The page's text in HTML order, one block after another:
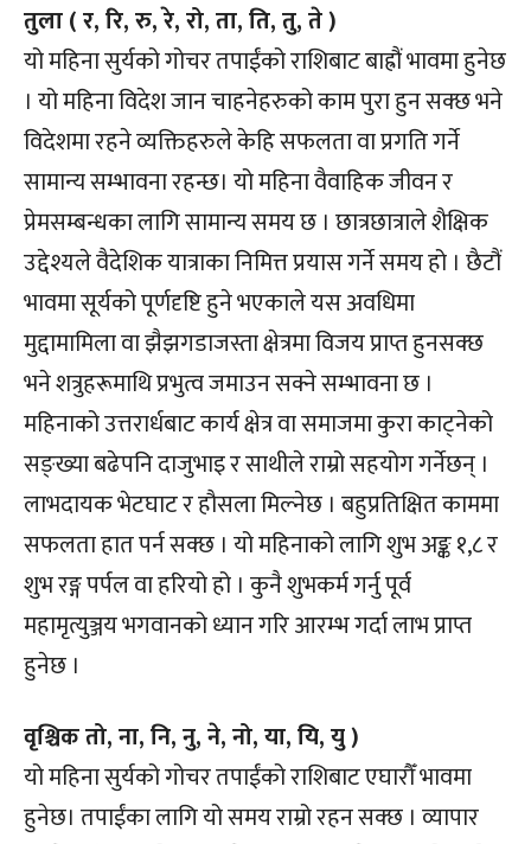
तुला ( र, रि, रु, रे, रो, ता, ति, तु, ते )
यो महिना सुर्यको गोचर तपाईंको राशिबाट बाह्रौं भावमा हुनेछ
। यो महिना विदेश जान चाहनेहरुको काम पुरा हुन सक्छ भने
विदेशमा रहने व्यक्तिहरुले केहि सफलता वा प्रगति गर्ने
सामान्य सम्भावना रहन्छ। यो महिना वैवाहिक जीवन र
प्रेमसम्बन्धका लागि सामान्य समय छ । छात्रछात्राले शैक्षिक
उद्देश्यले वैदेशिक यात्राका निमित्त प्रयास गर्ने समय हो । छैटौं
भावमा सूर्यको पूर्णदृष्टि हुने भएकाले यस अवधिमा
मुद्दामामिला वा झैझगडाजस्ता क्षेत्रमा विजय प्राप्त हुनसक्छ
भने शत्रुहरूमाथि प्रभुत्व जमाउन सक्ने सम्भावना छ ।
महिनाको उत्तरार्धबाट कार्य क्षेत्र वा समाजमा कुरा काट्नेको
सङ्ख्या बढेपनि दाजुभाइ र साथीले राम्रो सहयोग गर्नेछन् ।
लाभदायक भेटघाट र हौसला मिल्नेछ । बहुप्रतिक्षित काममा
सफलता हात पर्न सक्छ । यो महिनाको लागि शुभ अङ्क १,८ र
शुभ रङ्ग पर्पल वा हरियो हो । कुनै शुभकर्म गर्नु पूर्व
महामृत्युञ्जय भगवानको ध्यान गरि आरम्भ गर्दा लाभ प्राप्त
हुनेछ ।
वृश्चिक तो, ना, नि, नु, ने, नो, या, यि, यु )
यो महिना सुर्यको गोचर तपाईंको राशिबाट एघारौँ भावमा
हुनेछ। तपाईंका लागि यो समय राम्रो रहन सक्छ । व्यापार